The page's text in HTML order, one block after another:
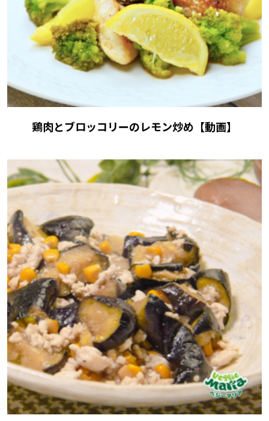
鶏肉とブロッコリーのレモン炒め【動画】